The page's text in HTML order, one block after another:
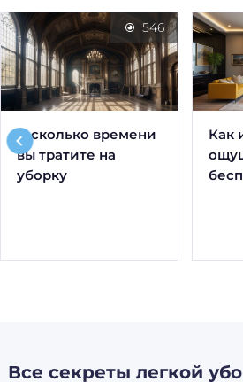
А сколько времени
вы тратите на
уборку
546
Как
Все секреты легкой